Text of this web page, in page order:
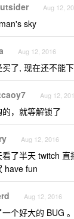
Aug 12,
sky
Aug 12, 2016
买了, 现在还不能
Aug 12,
的，就等解锁了
Aug 12, 2016
看了半天 twitch 直
have fun
Aug 12, 2016
一个好大的 BUG